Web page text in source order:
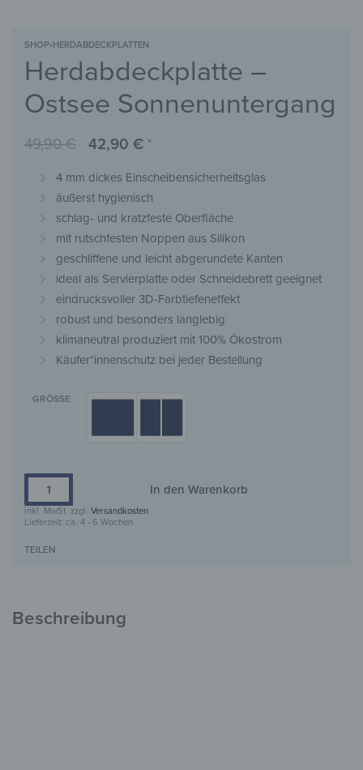
SHOP›HERDABDECKPLATTEN
Herdabdeckplatte –
Ostsee Sonnenuntergang
49,90€ 42,90 € *
4 mm dickes Einscheibensicherheitsglas
äußerst hygienisch
schlag- und kratzfeste Oberfläche
mit rutschfesten Noppen aus Silikon
geschliffene und leicht abgerundete Kanten
ideal als Servierplatte oder Schneidebrett geeignet
eindrucksvoller 3D-Farbtiefeneffekt
robust und besonders langlebig
klimaneutral produziert mit 100% Ökostrom
Käufer*innenschutz bei jeder Bestellung
GRÖSSE
In den Warenkorb
inkl. MwSt. zzgl. Versandkosten
Lieferzeit: ca. 4 - 6 Wochen
TEILEN
Beschreibung